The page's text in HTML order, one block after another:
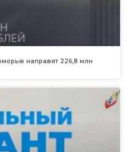
направят 226,8 млн